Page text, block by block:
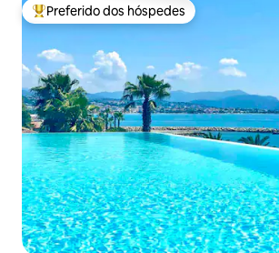
Entre os melhores preferidos dos hóspedes
Preferido dos hóspedes